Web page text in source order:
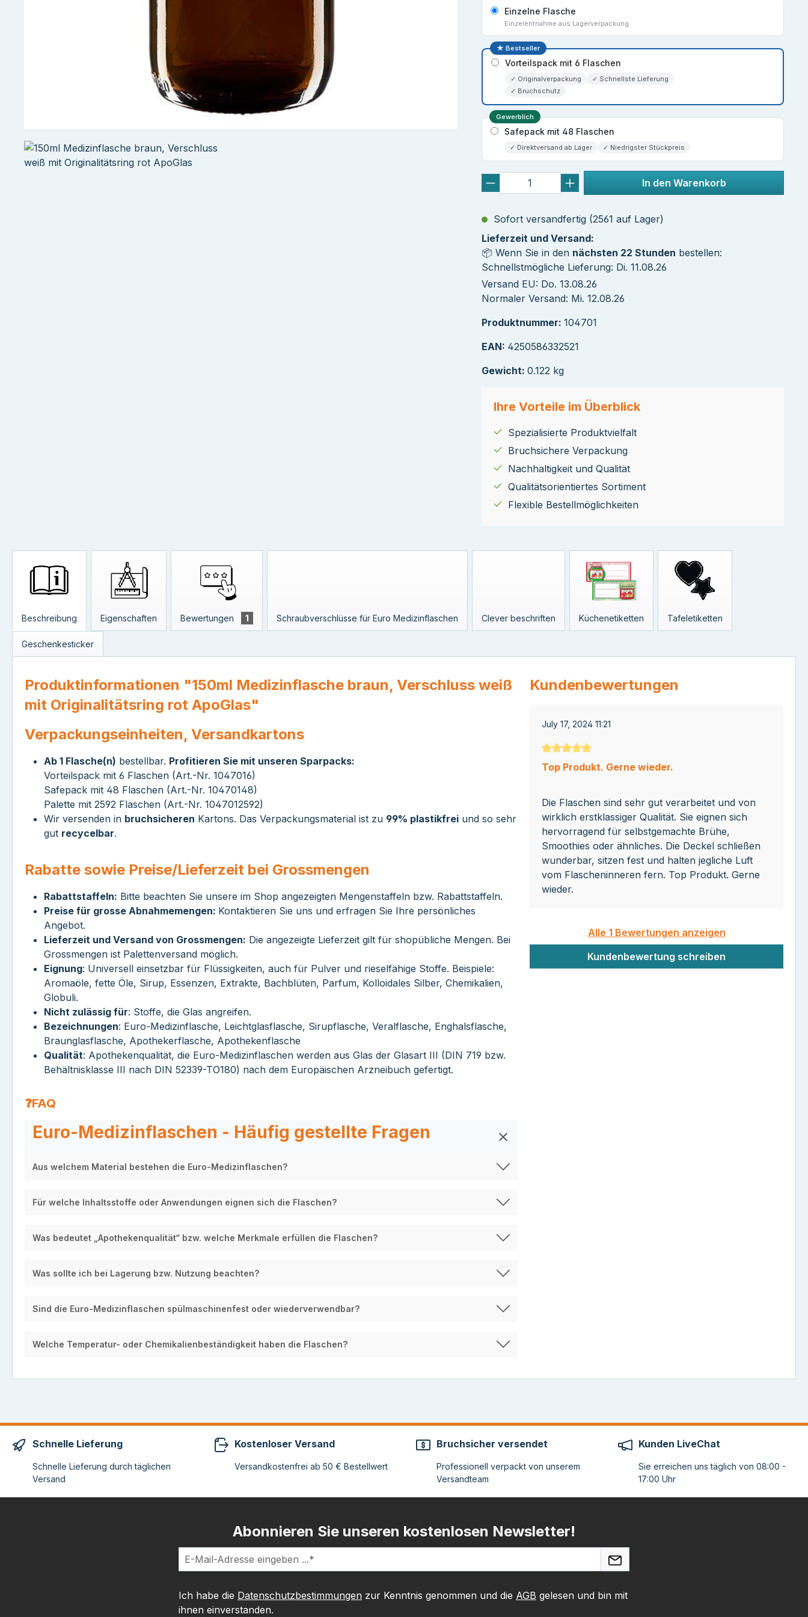
Einzelne Flasche
Einzelentnahme aus Lagerverpackung
★ Bestseller
Vorteilspack mit 6 Flaschen
✓ Originalverpackung
✓ Schnellste Lieferung
✓ Bruchschutz
Gewerblich
Safepack mit 48 Flaschen
✓ Direktversand ab Lager ✓ Niedrigster Stückpreis
In den Warenkorb
Sofort versandfertig (2561 auf Lager)
Lieferzeit und Versand:
📦 Wenn Sie in den nächsten 22 Stunden bestellen:
Schnellstmögliche Lieferung: Di. 11.08.26
Versand EU: Do. 13.08.26
Normaler Versand: Mi. 12.08.26
Produktnummer: 104701
EAN: 4250586332521
Gewicht: 0.122 kg
Ihre Vorteile im Überblick
Spezialisierte Produktvielfalt
Bruchsichere Verpackung
Nachhaltigkeit und Qualität
Qualitätsorientiertes Sortiment
Flexible Bestellmöglichkeiten
Beschreibung Eigenschaften Bewertungen 1 Schraubverschlüsse für Euro Medizinflaschen Clever beschriften Küchenetiketten Tafeletiketten
Geschenkesticker
Produktinformationen "150ml Medizinflasche braun, Verschluss weiß
mit Originalitätsring rot ApoGlas"
Verpackungseinheiten, Versandkartons
Ab 1 Flasche(n) bestellbar. Profitieren Sie mit unseren Sparpacks:
Vorteilspack mit 6 Flaschen (Art.-Nr. 1047016)
Safepack mit 48 Flaschen (Art.-Nr. 10470148)
Palette mit 2592 Flaschen (Art.-Nr. 1047012592)
Wir versenden in bruchsicheren Kartons. Das Verpackungsmaterial ist zu 99% plastikfrei und so sehr
gut recycelbar.
Rabatte sowie Preise/Lieferzeit bei Grossmengen
Rabattstaffeln: Bitte beachten Sie unsere im Shop angezeigten Mengenstaffeln bzw. Rabattstaffeln.
Preise für grosse Abnahmemengen: Kontaktieren Sie uns und erfragen Sie Ihre persönliches
Angebot.
Lieferzeit und Versand von Grossmengen: Die angezeigte Lieferzeit gilt für shopübliche Mengen. Bei
Grossmengen ist Palettenversand möglich.
Eignung: Universell einsetzbar für Flüssigkeiten, auch für Pulver und rieselfähige Stoffe. Beispiele:
Aromaöle, fette Öle, Sirup, Essenzen, Extrakte, Bachblüten, Parfum, Kolloidales Silber, Chemikalien,
Globuli.
Nicht zulässig für: Stoffe, die Glas angreifen.
Bezeichnungen: Euro-Medizinflasche, Leichtglasflasche, Sirupflasche, Veralflasche, Enghalsflasche,
Braunglasflasche, Apothekerflasche, Apothekenflasche
Qualität: Apothekenqualität, die Euro-Medizinflaschen werden aus Glas der Glasart III (DIN 719 bzw.
Behältnisklasse III nach DIN 52339-TO180) nach dem Europäischen Arzneibuch gefertigt.
❓FAQ
Euro-Medizinflaschen - Häufig gestellte Fragen
Aus welchem Material bestehen die Euro-Medizinflaschen?
Für welche Inhaltsstoffe oder Anwendungen eignen sich die Flaschen?
Was bedeutet „Apothekenqualität“ bzw. welche Merkmale erfüllen die Flaschen?
Was sollte ich bei Lagerung bzw. Nutzung beachten?
Sind die Euro-Medizinflaschen spülmaschinenfest oder wiederverwendbar?
Welche Temperatur- oder Chemikalienbeständigkeit haben die Flaschen?
Kundenbewertungen
July 17, 2024 11:21
Durchschnittliche Bewertung von 5 von 5 Sternen
Top Produkt. Gerne wieder.
Die Flaschen sind sehr gut verarbeitet und von
wirklich erstklassiger Qualität. Sie eignen sich
hervorragend für selbstgemachte Brühe,
Smoothies oder ähnliches. Die Deckel schließen
wunderbar, sitzen fest und halten jegliche Luft
vom Flascheninneren fern. Top Produkt. Gerne
wieder.
Alle 1 Bewertungen anzeigen
Kundenbewertung schreiben
Schnelle Lieferung
Schnelle Lieferung durch täglichen
Versand
Kostenloser Versand
Versandkostenfrei ab 50 € Bestellwert
Bruchsicher versendet
Professionell verpackt von unserem
Versandteam
Kunden LiveChat
Sie erreichen uns täglich von 08:00 -
17:00 Uhr
Abonnieren Sie unseren kostenlosen Newsletter!
Ich habe die Datenschutzbestimmungen zur Kenntnis genommen und die AGB gelesen und bin mit
ihnen einverstanden.